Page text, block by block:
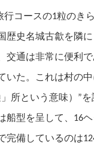
コースの1粒のき
歴史名城古歙を隣
交通は非常に便利
いた。これは村の
所という意味）”
船型を呈して、16
備しているのは